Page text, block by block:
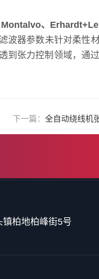
Montalvo、
波器参数未针对柔
到张力控制领域，通
下一篇： 全自动绕线机
镇柏地柏峰街5号